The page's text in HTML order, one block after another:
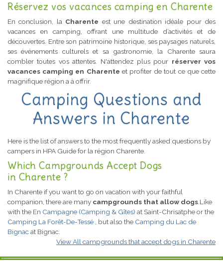
Réservez vos vacances camping en Charente
En conclusion, la Charente est une destination idéale pour des
vacances en camping, offrant une multitude d’activités et de
découvertes. Entre son patrimoine historique, ses paysages naturels,
ses événements culturels et sa gastronomie, la Charente saura
combler toutes vos attentes. N'attendez plus pour réserver vos
vacances camping en Charente et profiter de tout ce que cette
magnifique région a à offrir.
Camping Questions and
Answers in Charente
Here is the list of answers to the most frequently asked questions by
campers in HPA Guide for la région Charente.
Which Campgrounds Accept Dogs
in Charente ?
In Charente if you want to go on vacation with your faithful
companion, there are many campgrounds that allow dogs.Like
with the En Campagne (Camping & Gîtes) at Saint-Chrisatphe or the
Camping La Forêt-De-Tessé , but also the Camping du Lac de
Bignacat Bignac.
View All campgrounds that accept dogs in Charente